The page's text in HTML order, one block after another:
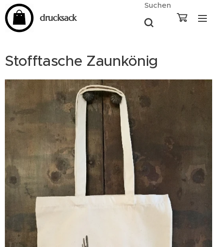
drucksack
Suchen
Stofftasche Zaunkönig